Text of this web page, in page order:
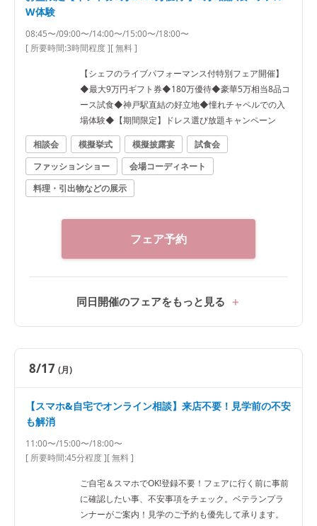
W体験
08:45〜/09:00〜/14:00〜/15:00〜/18:00〜
[ 所要時間:3時間程度][ 無料 ]
【シェフのライブパフォーマンス付特別フェア開催】
◆最大9万円ギフト券◆180万優待◆豪華5万相当8品コ
ース試食◆神戸駅直結の好立地◆憧れチャペルでの入
場体験◆【期間限定】ドレス選び放題キャンペーン
相談会
模擬挙式 模擬披露宴
試食会
ファッションショー
会場コーディネート
料理・引出物などの展示
フェア予約
同日開催のフェアをもっと見る
8/17 (月)
【スマホ&自宅でオンライン相談】来店不要！見学前の不安
も解消
11:00〜/15:00〜/18:00〜
[ 所要時間:45分程度][ 無料 ]
ご自宅＆スマホでOK!登録不要！フェアに行く前に事前
に確認したい事、不安事項をチェック。ベテランプラ
ンナーがご案内！見学のご予約も優先して承ります。